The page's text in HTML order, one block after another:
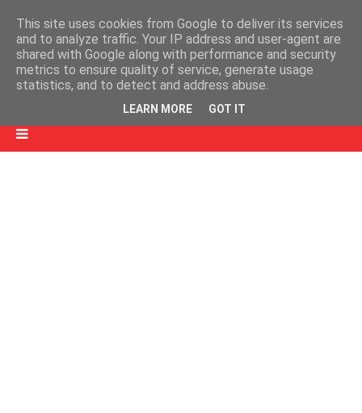
This site uses cookies from Google to deliver its services
and to analyze traffic. Your IP address and user-agent are
shared with Google along with performance and security
metrics to ensure quality of service, generate usage
statistics, and to detect and address abuse.
LEARN MORE GOT IT